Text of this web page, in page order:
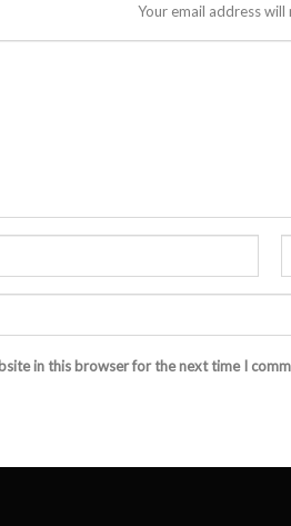
Your email address
in this browser for the next time I